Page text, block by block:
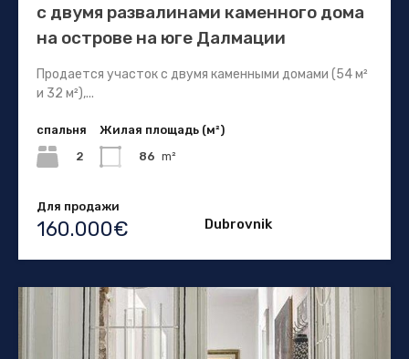
с двумя развалинами каменного дома
на острове на юге Далмации
Продается участок с двумя каменными домами (54 м²
и 32 м²),...
спальня
2
Жилая площадь (м²)
86 m²
Для продажи
160.000€ Dubrovnik